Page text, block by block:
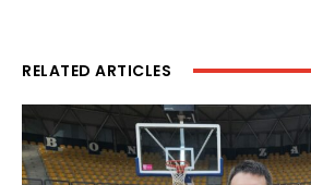
RELATED ARTICLES